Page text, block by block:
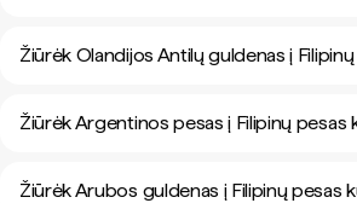
Žiūrėk Olandijos Antilų guldenas į
Žiūrėk Argentinos pesas į Filipinų pesas
Žiūrėk Arubos guldenas į Filipinų pesas